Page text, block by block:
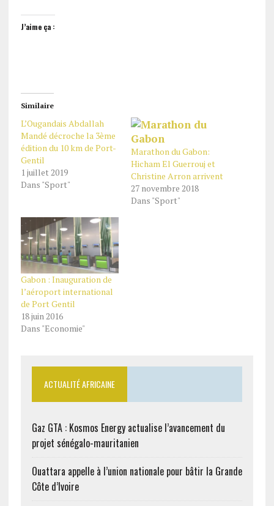
J’aime ça :
Similaire
L’Ougandais Abdallah
Mandé décroche la 3ème
édition du 10 km de Port-
Gentil
1 juillet 2019
Dans "Sport"
Marathon du Gabon:
Hicham El Guerrouj et
Christine Arron arrivent
27 novembre 2018
Dans "Sport"
Gabon : Inauguration de
l’aéroport international
de Port Gentil
18 juin 2016
Dans "Economie"
ACTUALITÉ AFRICAINE
Gaz GTA : Kosmos Energy actualise l’avancement du
projet sénégalo-mauritanien
Ouattara appelle à l’union nationale pour bâtir la Grande
Côte d’Ivoire